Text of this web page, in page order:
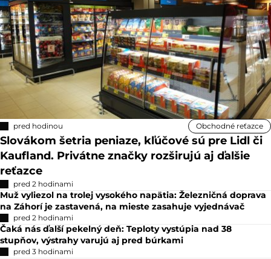
pred hodinou Obchodné reťazce
Slovákom šetria peniaze, kľúčové sú pre Lidl či
Kaufland. Privátne značky rozširujú aj ďalšie
reťazce
pred 2 hodinami
Muž vyliezol na trolej vysokého napätia: Železničná doprava
na Záhorí je zastavená, na mieste zasahuje vyjednávač
pred 2 hodinami
Čaká nás ďalší pekelný deň: Teploty vystúpia nad 38
stupňov, výstrahy varujú aj pred búrkami
pred 3 hodinami